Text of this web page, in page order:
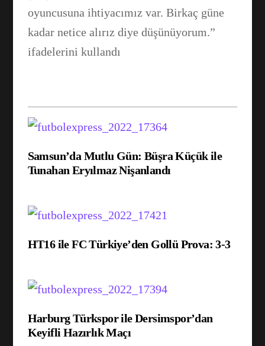
oyuncusuna ihtiyacımız var. Birkaç güne
kadar netice alırız diye düşünüyorum.”
ifadelerini kullandı
Samsun’da Mutlu Gün: Büşra Küçük ile
Tunahan Eryılmaz Nişanlandı
HT16 ile FC Türkiye’den Gollü Prova: 3-3
Harburg Türkspor ile Dersimspor’dan
Keyifli Hazırlık Maçı